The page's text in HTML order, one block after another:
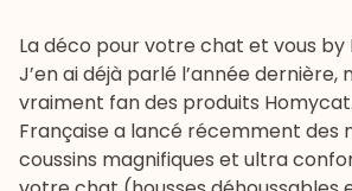
La déco pour votre chat et vous by
J’en ai déjà parlé l’année dernière,
vraiment fan des produits
Française a lancé récemment des
coussins magnifiques et ultra